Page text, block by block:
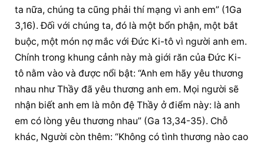
ta nữa, chúng ta cũng phải thí mạng vì anh em” (1Ga
3,16). Đối với chúng ta, đó là một bổn phận, một bắt
buộc, một món nợ mắc với Đức Ki-tô vì người anh em.
Chính trong khung cảnh này mà giới răn của Đức Ki-
tô nằm vào và được nổi bật: “Anh em hãy yêu thương
nhau như Thầy đã yêu thương anh em. Mọi người sẽ
nhận biết anh em là môn đệ Thầy ở điểm này: là anh
em có lòng yêu thương nhau” (Ga 13,34-35). Chỗ
khác, Người còn thêm: “Không có tình thương nào cao